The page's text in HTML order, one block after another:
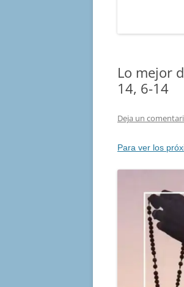
Lo mejor
14, 6-14
Deja un
Para ver los